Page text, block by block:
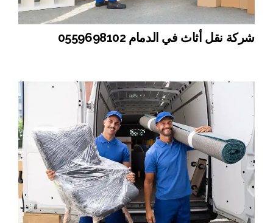
شركة نقل أثاث في الدمام 0559698102